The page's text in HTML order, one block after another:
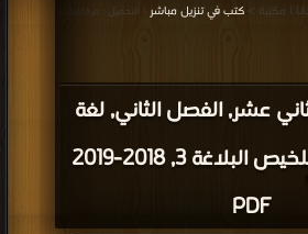
عشر, الفصل الثاني, لغة
عربية, امسات تلخيص البلاغة 3, 2018-2019
PDF
كتب في تنزيل مباشر | التحميل : مرة/مرات